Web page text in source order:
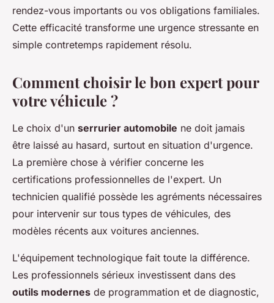
rendez-vous importants ou vos obligations familiales.
Cette efficacité transforme une urgence stressante en
simple contretemps rapidement résolu.
Comment choisir le bon expert pour
votre véhicule ?
Le choix d'un serrurier automobile ne doit jamais
être laissé au hasard, surtout en situation d'urgence.
La première chose à vérifier concerne les
certifications professionnelles de l'expert. Un
technicien qualifié possède les agréments nécessaires
pour intervenir sur tous types de véhicules, des
modèles récents aux voitures anciennes.
L'équipement technologique fait toute la différence.
Les professionnels sérieux investissent dans des
outils modernes de programmation et de diagnostic,